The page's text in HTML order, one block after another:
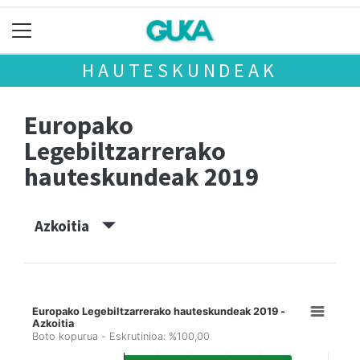
HAUTESKUNDEAK
Europako
Legebiltzarrerako
hauteskundeak 2019
Azkoitia
Europako Legebiltzarrerako hauteskundeak 2019 -
Azkoitia
Boto kopurua - Eskrutinioa: %100,00